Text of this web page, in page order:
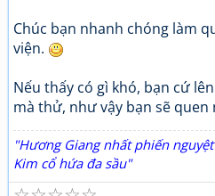
Chúc bạn nhanh chóng làm
viện.
Nếu thấy có gì khó, bạn cứ
mà thử, như vậy bạn sẽ quen
"Hương Giang nhất phiến nguyệt
Kim cổ hứa đa sầu"